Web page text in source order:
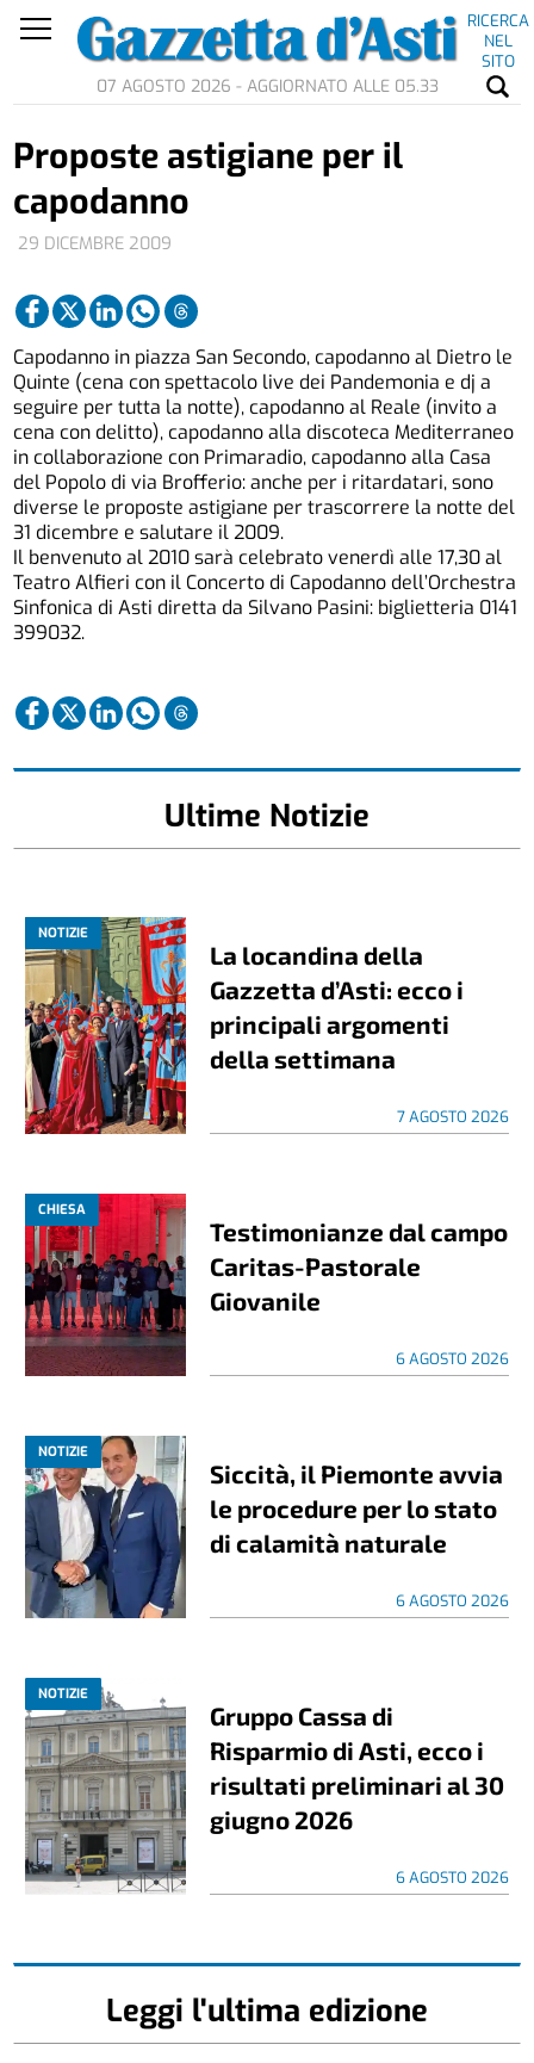
RICERCA
NEL
SITO
07 AGOSTO 2026 - AGGIORNATO ALLE 05.33
29 DICEMBRE 2009
Proposte astigiane per il
capodanno
Capodanno in piazza San Secondo, capodanno al Dietro le
Quinte (cena con spettacolo live dei Pandemonia e dj a
seguire per tutta la notte), capodanno al Reale (invito a
cena con delitto), capodanno alla discoteca Mediterraneo
in collaborazione con Primaradio, capodanno alla Casa
del Popolo di via Brofferio: anche per i ritardatari, sono
diverse le proposte astigiane per trascorrere la notte del
31 dicembre e salutare il 2009.
Il benvenuto al 2010 sarà celebrato venerdì alle 17,30 al
Teatro Alfieri con il Concerto di Capodanno dell’Orchestra
Sinfonica di Asti diretta da Silvano Pasini: biglietteria 0141
399032.
Ultime Notizie
NOTIZIE
La locandina della
Gazzetta d’Asti: ecco i
principali argomenti
della settimana
7 AGOSTO 2026
CHIESA
Testimonianze dal campo
Caritas-Pastorale
Giovanile
6 AGOSTO 2026
NOTIZIE
Siccità, il Piemonte avvia
le procedure per lo stato
di calamità naturale
6 AGOSTO 2026
NOTIZIE
Gruppo Cassa di
Risparmio di Asti, ecco i
risultati preliminari al 30
giugno 2026
6 AGOSTO 2026
Leggi l'ultima edizione